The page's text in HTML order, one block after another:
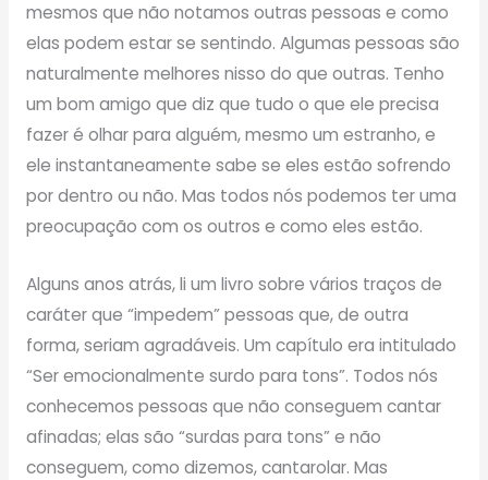
mesmos que não notamos outras pessoas e como
elas podem estar se sentindo. Algumas pessoas são
naturalmente melhores nisso do que outras. Tenho
um bom amigo que diz que tudo o que ele precisa
fazer é olhar para alguém, mesmo um estranho, e
ele instantaneamente sabe se eles estão sofrendo
por dentro ou não. Mas todos nós podemos ter uma
preocupação com os outros e como eles estão.
Alguns anos atrás, li um livro sobre vários traços de
caráter que “impedem” pessoas que, de outra
forma, seriam agradáveis. Um capítulo era intitulado
“Ser emocionalmente surdo para tons”. Todos nós
conhecemos pessoas que não conseguem cantar
afinadas; elas são “surdas para tons” e não
conseguem, como dizemos, cantarolar. Mas